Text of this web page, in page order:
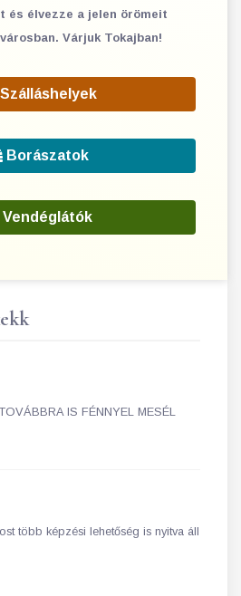
és élvezze a jelen örömeit
Várjuk Tokajban!
Borászatok
IS FÉNNYEL MESÉL
több képzési lehetőség is nyitva áll